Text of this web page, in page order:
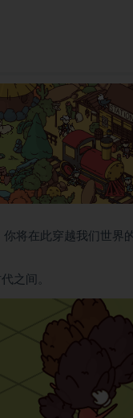
你将在此穿越我们世
之间。